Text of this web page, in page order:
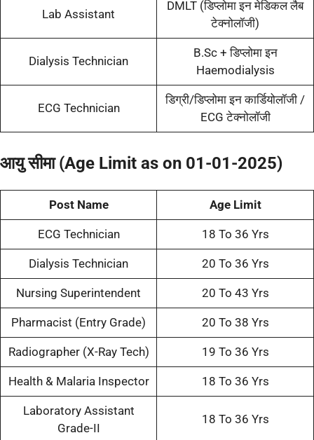
Lab Assistant
DMLT (डिप्लोमा इन मेडिकल लैब
टेक्नोलॉजी)
Dialysis Technician
B.Sc + डिप्लोमा इन
Haemodialysis
ECG Technician
डिग्री/डिप्लोमा इन कार्डियोलॉजी /
ECG टेक्नोलॉजी
आयु सीमा (Age Limit as on 01-01-2025)
Post Name Age Limit
ECG Technician 18 To 36 Yrs
Dialysis Technician 20 To 36 Yrs
Nursing Superintendent 20 To 43 Yrs
Pharmacist (Entry Grade) 20 To 38 Yrs
Radiographer (X-Ray Tech) 19 To 36 Yrs
Health & Malaria Inspector 18 To 36 Yrs
Laboratory Assistant
Grade-II
18 To 36 Yrs